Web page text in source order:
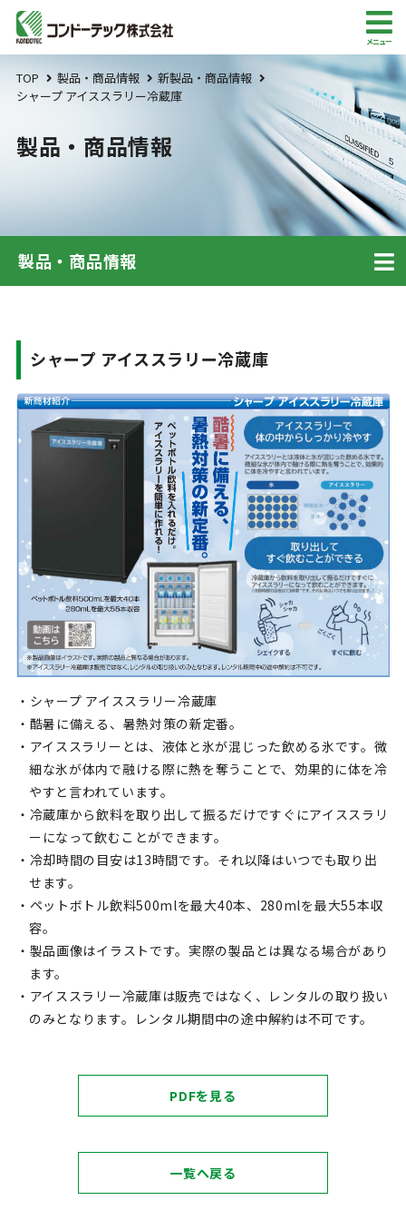
メニュー
TOP 製品・商品情報
新製品・商品情報
シャープ アイススラリー冷蔵庫
製品・商品情報
製品・商品情報
シャープ アイススラリー冷蔵庫
・シャープ アイススラリー冷蔵庫
・酷暑に備える、暑熱対策の新定番。
・アイススラリーとは、液体と氷が混じった飲める氷です。微
細な氷が体内で融ける際に熱を奪うことで、効果的に体を冷
やすと言われています。
・冷蔵庫から飲料を取り出して振るだけですぐにアイススラリ
ーになって飲むことができます。
・冷却時間の目安は13時間です。それ以降はいつでも取り出
せます。
・ペットボトル飲料500mlを最大40本、280mlを最大55本収
容。
・製品画像はイラストです。実際の製品とは異なる場合があり
ます。
・アイススラリー冷蔵庫は販売ではなく、レンタルの取り扱い
のみとなります。レンタル期間中の途中解約は不可です。
PDFを見る
一覧へ戻る